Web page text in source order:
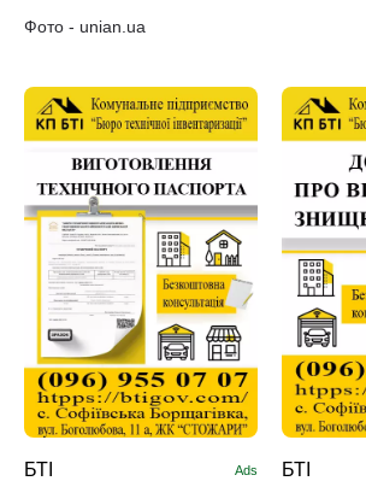
Фото - unian.ua
БТІ Ads БТІ